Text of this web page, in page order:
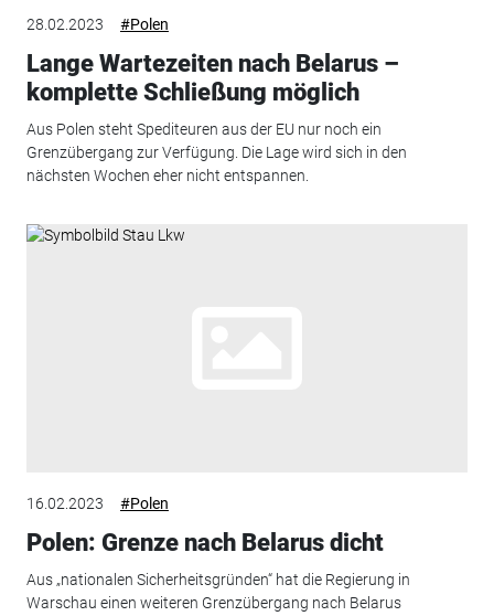
28.02.2023 #Polen
Lange Wartezeiten nach Belarus –
komplette Schließung möglich
Aus Polen steht Spediteuren aus der EU nur noch ein
Grenzübergang zur Verfügung. Die Lage wird sich in den
nächsten Wochen eher nicht entspannen.
16.02.2023 #Polen
Polen: Grenze nach Belarus dicht
Aus „nationalen Sicherheitsgründen“ hat die Regierung in
Warschau einen weiteren Grenzübergang nach Belarus